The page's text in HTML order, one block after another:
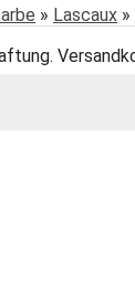
» Lascaux »